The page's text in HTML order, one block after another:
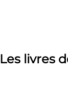
Les livres